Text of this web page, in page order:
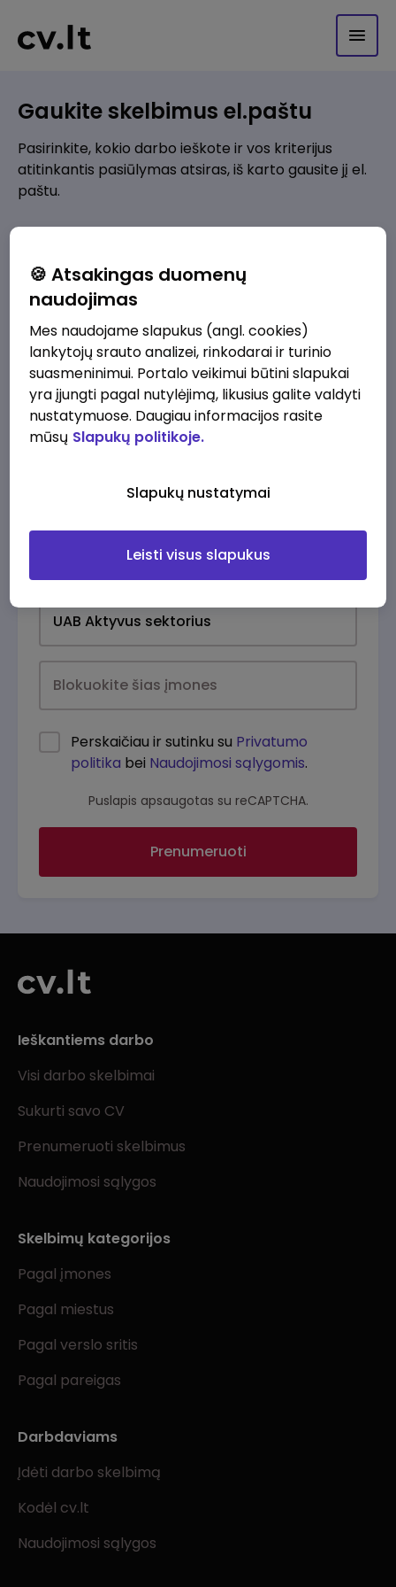
Gaukite skelbimus el.paštu
Pasirinkite, kokio darbo ieškote ir vos kriterijus
atitinkantis pasiūlymas atsiras, iš karto gausite jį el.
paštu.
Pridėti naują
Kokios srities darbo pasiūlymai jus domina?
Pridėti naują
Perskaičiau ir sutinku su Privatumo
politika bei Naudojimosi sąlygomis.
Puslapis apsaugotas su reCAPTCHA.
Prenumeruoti
Ieškantiems darbo
Visi darbo skelbimai
Sukurti savo CV
Prenumeruoti skelbimus
Naudojimosi sąlygos
Skelbimų kategorijos
Pagal įmones
Pagal miestus
Pagal verslo sritis
Pagal pareigas
Darbdaviams
Įdėti darbo skelbimą
Kodėl cv.lt
Naudojimosi sąlygos
🍪 Atsakingas duomenų
naudojimas
Mes naudojame slapukus (angl. cookies)
lankytojų srauto analizei, rinkodarai ir turinio
suasmeninimui. Portalo veikimui būtini slapukai
yra įjungti pagal nutylėjimą, likusius galite valdyti
nustatymuose. Daugiau informacijos rasite
mūsų Slapukų politikoje.
Slapukų nustatymai
Leisti visus slapukus